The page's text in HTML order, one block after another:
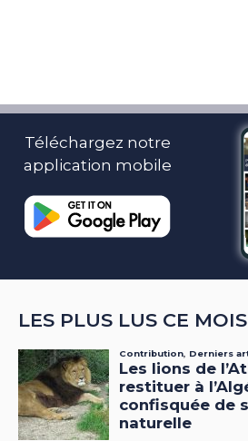
Téléchargez notre
application mobile
LES PLUS LUS CE MOIS